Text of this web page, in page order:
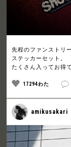
先程のファンストリ
ステッカーセット。
たくさん入ってお得で
17294わた
amikusakari